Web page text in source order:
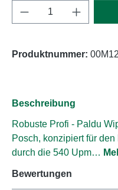
Produkt Anzahl:
Produktnummer:
Beschreibung
Robuste Profi - Paldu
Posch, konzipiert für
durch die 540 Upm…
Bewertungen